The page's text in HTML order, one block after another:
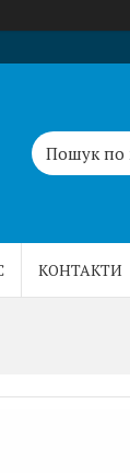
КОНТАКТИ